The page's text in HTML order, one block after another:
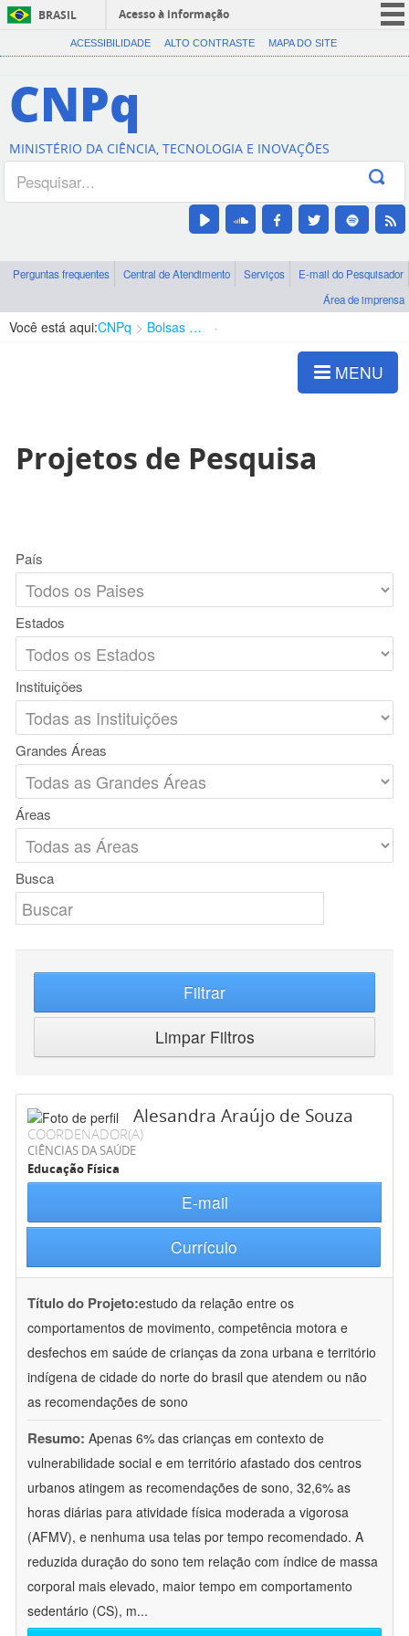
BRASIL
Acesso à informação
CORONAVÍRUS (COVID-19)
Canais
ACESSIBILIDADE ALTO CONTRASTE MAPA DO SITE
CNPq
MINISTÉRIO DA CIÊNCIA, TECNOLOGIA E INOVAÇÕES
Perguntas frequentes Central de Atendimento Serviços
E-mail do Pesquisador
Área de imprensa
Você está aqui:CNPq Bolsas e Auxílios Vigentes
MENU
Projetos de Pesquisa
País
Estados
Instituições
Grandes Áreas
Áreas
Busca
Filtrar
Limpar Filtros
Alesandra Araújo de Souza
COORDENADOR(A)
CIÊNCIAS DA SAÚDE
Educação Física
E-mail
Currículo
Título do Projeto:estudo da relação entre os
comportamentos de movimento, competência motora e
desfechos em saúde de crianças da zona urbana e território
indígena de cidade do norte do brasil que atendem ou não
as recomendações de sono
Resumo: Apenas 6% das crianças em contexto de
vulnerabilidade social e em território afastado dos centros
urbanos atingem as recomendações de sono, 32,6% as
horas diárias para atividade física moderada a vigorosa
(AFMV), e nenhuma usa telas por tempo recomendado. A
reduzida duração do sono tem relação com índice de massa
corporal mais elevado, maior tempo em comportamento
sedentário (CS), m...